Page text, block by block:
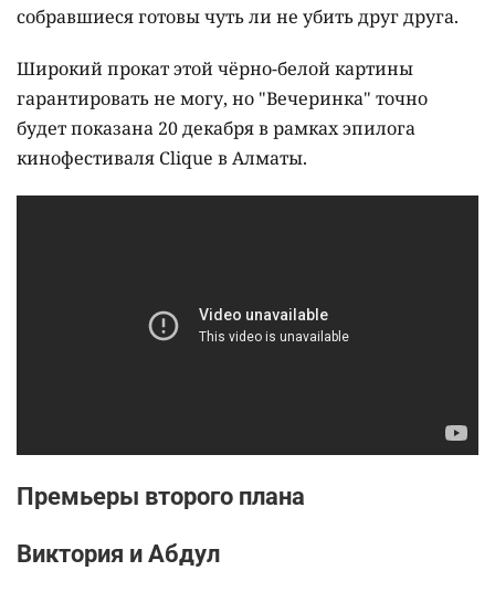
собравшиеся готовы чуть ли не убить друг друга.
Широкий прокат этой чёрно-белой картины
гарантировать не могу, но "Вечеринка" точно
будет показана 20 декабря в рамках эпилога
кинофестиваля Clique в Алматы.
Премьеры второго плана
Виктория и Абдул